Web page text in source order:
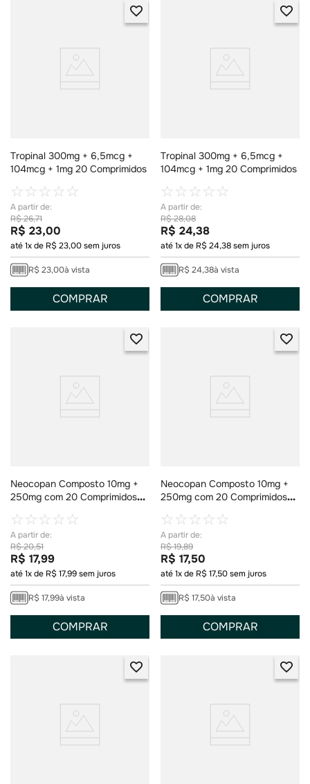
Tropinal 300mg + 6,5mcg +
104mcg + 1mg 20 Comprimidos
☆☆☆☆☆
R$26,71
R$ 23,00
até1x de R$23,00sem juros
R$ 23,00à vista
COMPRAR
Tropinal 300mg + 6,5mcg +
104mcg + 1mg 20 Comprimidos
☆☆☆☆☆
R$28,08
R$ 24,38
até1x de R$24,38sem juros
R$ 24,38à vista
COMPRAR
Neocopan Composto 10mg +
250mg com 20 Comprimidos
☆☆☆☆☆
R$20,51
R$ 17,99
até1x de R$17,99sem juros
R$ 17,99à vista
COMPRAR
Neocopan Composto 10mg +
250mg com 20 Comprimidos
☆☆☆☆☆
R$19,89
R$ 17,50
até1x de R$17,50sem juros
R$ 17,50à vista
COMPRAR